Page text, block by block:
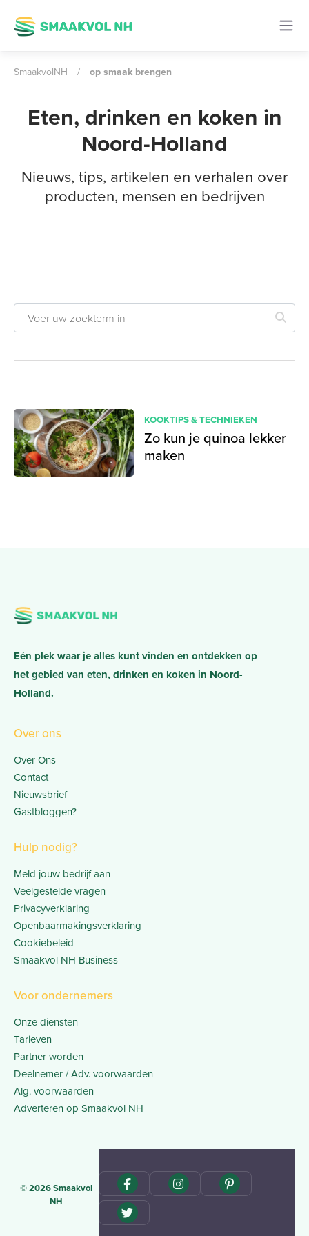
SmaakvolNH / op smaak brengen
Eten, drinken en koken in
Noord-Holland
Nieuws, tips, artikelen en verhalen over
producten, mensen en bedrijven
KOOKTIPS & TECHNIEKEN
Zo kun je quinoa lekker
maken
Eén plek waar je alles kunt vinden en ontdekken op
het gebied van eten, drinken en koken in Noord-
Holland.
Over ons
Over Ons
Contact
Nieuwsbrief
Gastbloggen?
Hulp nodig?
Meld jouw bedrijf aan
Veelgestelde vragen
Privacyverklaring
Openbaarmakingsverklaring
Cookiebeleid
Smaakvol NH Business
Voor ondernemers
Onze diensten
Tarieven
Partner worden
Deelnemer / Adv. voorwaarden
Alg. voorwaarden
Adverteren op Smaakvol NH
© 2026 Smaakvol
NH